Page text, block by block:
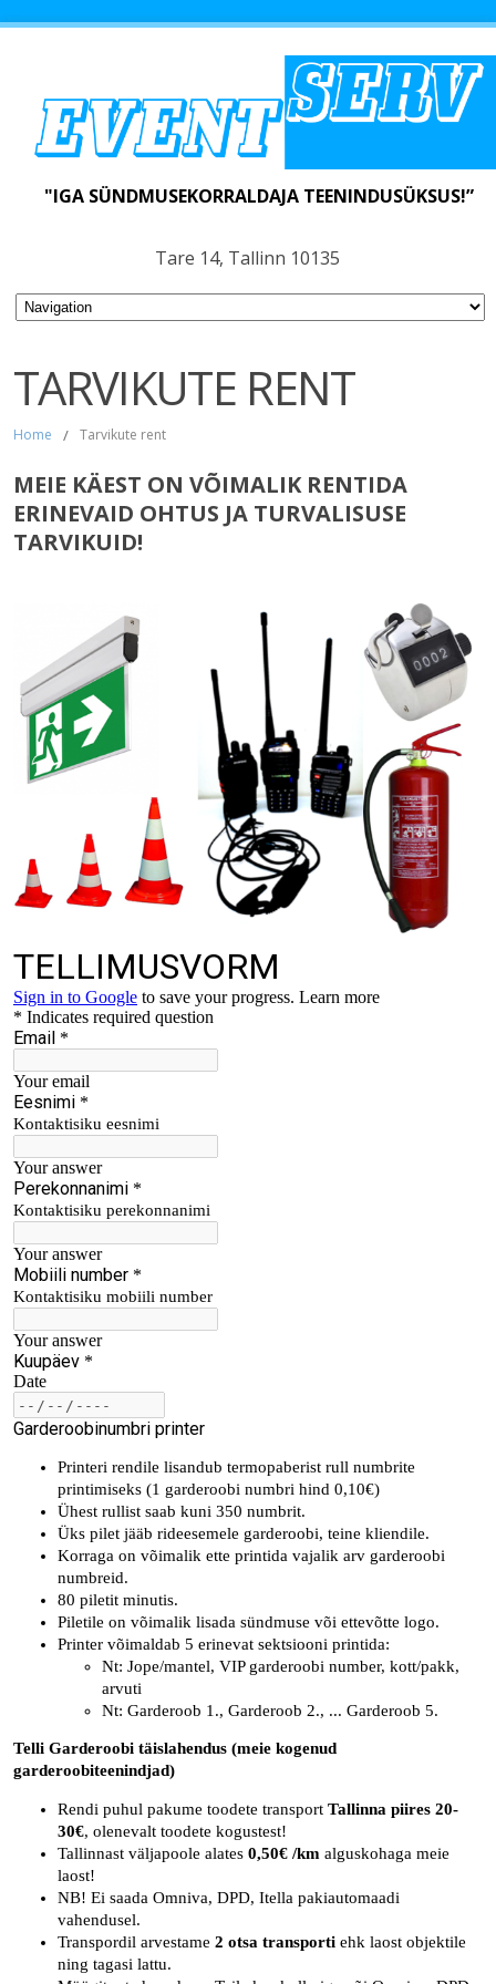
"IGA SÜNDMUSEKORRALDAJA TEENINDUSÜKSUS!”
Tare 14, Tallinn 10135
TARVIKUTE RENT
Home / Tarvikute rent
MEIE KÄEST ON VÕIMALIK RENTIDA
ERINEVAID OHTUS JA TURVALISUSE
TARVIKUID!